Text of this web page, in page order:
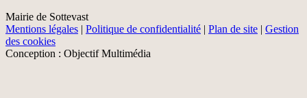
Mairie de Sottevast
Mentions légales | Politique de confidentialité | Plan de site | Gestion
des cookies
Conception : Objectif Multimédia